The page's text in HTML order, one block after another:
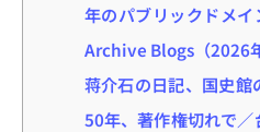
年のパブリックドメ
Archive Blogs（2026
蒋介石の日記、国史館
50年、著作権切れで